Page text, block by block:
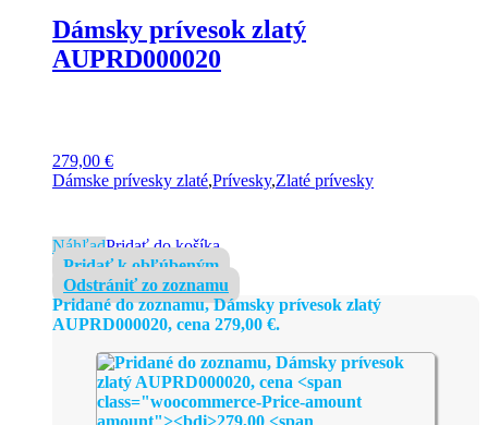
Dámsky prívesok zlatý
AUPRD000020
279,00 €
Dámske prívesky zlaté,Prívesky,Zlaté prívesky
NáhľadPridať do košíka
Pridať k obľúbeným
Odstrániť zo zoznamu
Pridané do zoznamu, Dámsky prívesok zlatý
AUPRD000020, cena 279,00 €.